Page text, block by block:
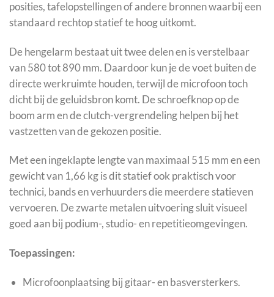
posities, tafelopstellingen of andere bronnen waarbij een
standaard rechtop statief te hoog uitkomt.
De hengelarm bestaat uit twee delen en is verstelbaar
van 580 tot 890 mm. Daardoor kun je de voet buiten de
directe werkruimte houden, terwijl de microfoon toch
dicht bij de geluidsbron komt. De schroefknop op de
boom arm en de clutch-vergrendeling helpen bij het
vastzetten van de gekozen positie.
Met een ingeklapte lengte van maximaal 515 mm en een
gewicht van 1,66 kg is dit statief ook praktisch voor
technici, bands en verhuurders die meerdere statieven
vervoeren. De zwarte metalen uitvoering sluit visueel
goed aan bij podium-, studio- en repetitieomgevingen.
Toepassingen:
Microfoonplaatsing bij gitaar- en basversterkers.